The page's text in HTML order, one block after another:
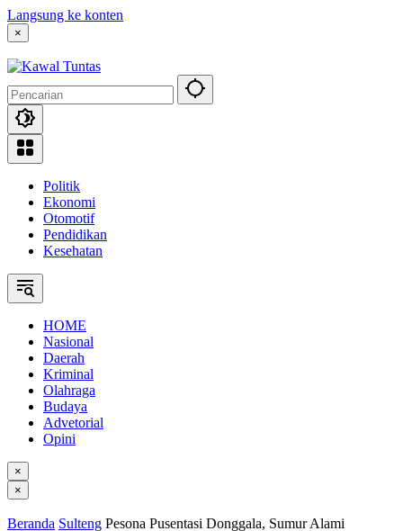
Langsung ke konten
×
Politik
Ekonomi
Otomotif
Pendidikan
Kesehatan
HOME
Nasional
Daerah
Kriminal
Olahraga
Budaya
Advetorial
Opini
×
×
Beranda Sulteng Pesona Pusentasi Donggala, Sumur Alami